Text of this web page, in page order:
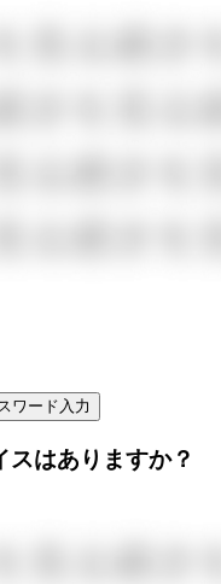
ワード入力
はありますか？